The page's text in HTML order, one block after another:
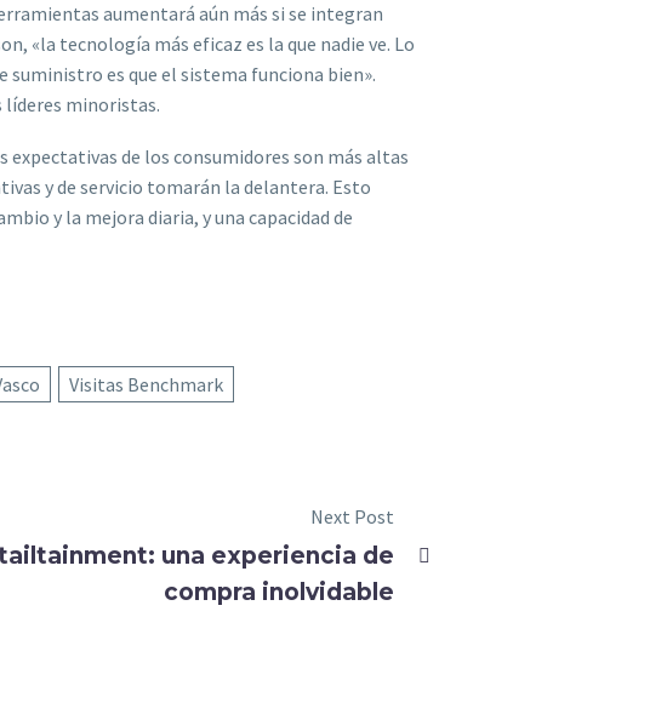
aumentará aún más si se integran
«la tecnología más eficaz es la que nadie ve. Lo
suministro es que el sistema funciona bien».
líderes minoristas.
expectativas de los consumidores son más altas
y de servicio tomarán la delantera. Esto
y la mejora diaria, y una capacidad de
Visitas Benchmark
Next Post
una experiencia de
compra inolvidable